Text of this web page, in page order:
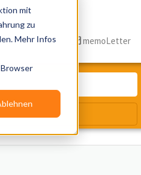
mit
zu
Mehr Infos
Blog memoLetter